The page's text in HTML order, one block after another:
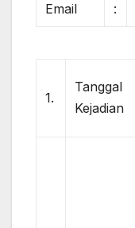
Email :
1.
Tanggal
Kejadian